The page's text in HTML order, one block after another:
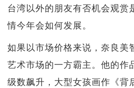
台湾以外的朋友有否机会观赏
情今年会如何发展。
如果以市场价格来说，奈良美
艺术市场的一方霸主。他的作
级数飙升，大型女孩画作《背